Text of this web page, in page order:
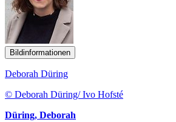
Bildinformationen
Deborah Düring
© Deborah Düring/ Ivo Hofsté
Düring, Deborah